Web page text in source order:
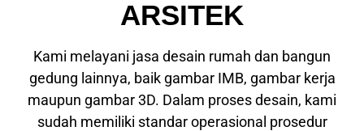
ARSITEK
Kami melayani jasa desain rumah dan bangun
gedung lainnya, baik gambar IMB, gambar kerja
maupun gambar 3D. Dalam proses desain, kami
sudah memiliki standar operasional prosedur